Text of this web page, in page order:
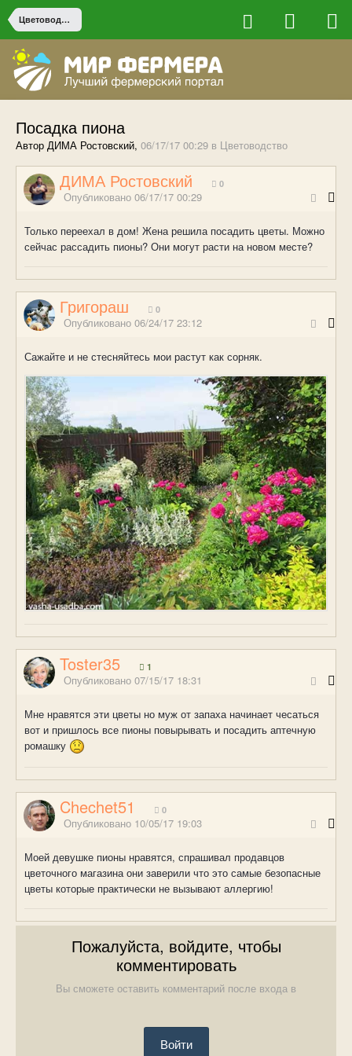
Цветоводство
Посадка пиона
Автор ДИМА Ростовский, 06/17/17 00:29 в Цветоводство
ДИМА Ростовский 0
Опубликовано 06/17/17 00:29
Только переехал в дом! Жена решила посадить цветы. Можно
сейчас рассадить пионы? Они могут расти на новом месте?
Григораш 0
Опубликовано 06/24/17 23:12
Сажайте и не стесняйтесь мои растут как сорняк.
Toster35 1
Опубликовано 07/15/17 18:31
Мне нравятся эти цветы но муж от запаха начинает чесаться
вот и пришлось все пионы повырывать и посадить аптечную
ромашку
Chechet51 0
Опубликовано 10/05/17 19:03
Моей девушке пионы нравятся, спрашивал продавцов
цветочного магазина они заверили что это самые безопасные
цветы которые практически не вызывают аллергию!
Пожалуйста, войдите, чтобы
комментировать
Вы сможете оставить комментарий после входа в
Войти